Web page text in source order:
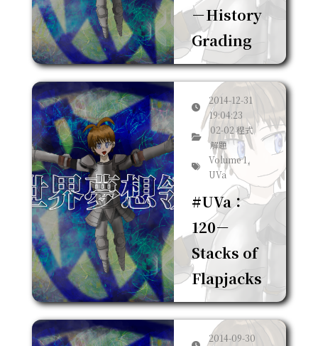
－History
Grading
2014-12-31
19:04:23
02-02 程式
解題
Volume 1,
UVa
#UVa：
120－
Stacks of
Flapjacks
2014-09-30